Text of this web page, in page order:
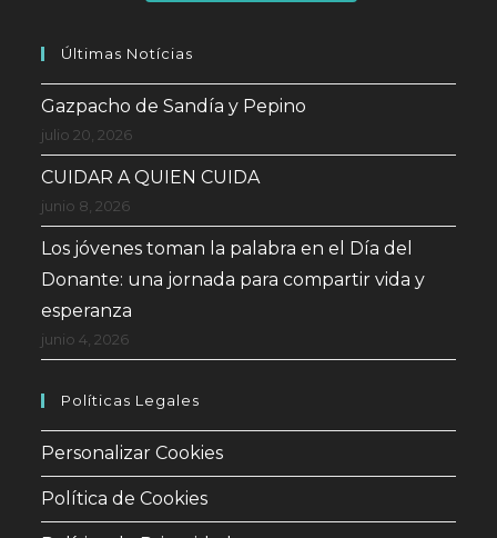
Últimas Notícias
Gazpacho de Sandía y Pepino
julio 20, 2026
CUIDAR A QUIEN CUIDA
junio 8, 2026
Los jóvenes toman la palabra en el Día del
Donante: una jornada para compartir vida y
esperanza
junio 4, 2026
Políticas Legales
Personalizar Cookies
Política de Cookies